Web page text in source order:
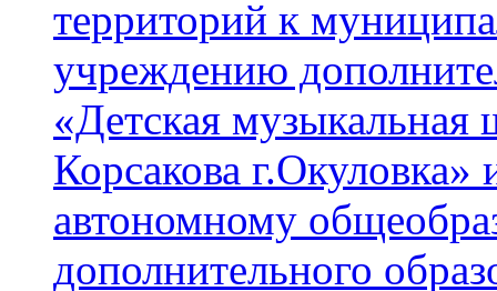
территорий к
учреждению
«Детская
Корсакова
автономному
дополнительного